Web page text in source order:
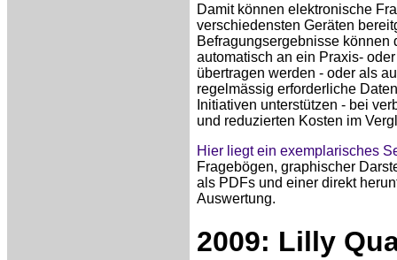
Damit können elektronische
verschiedensten Geräten
Befragungsergebnisse können
automatisch an ein Praxis-
übertragen werden - oder als
regelmässig erforderliche
Initiativen unterstützen - bei
und reduzierten Kosten im
Hier liegt ein exemplarisches
Fragebögen, graphischer
als PDFs und einer direkt
Auswertung.
2009: Lilly